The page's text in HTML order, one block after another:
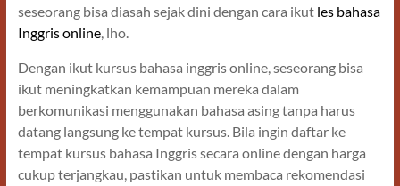
seseorang bisa diasah sejak dini dengan cara ikut les bahasa
Inggris online, lho.
Dengan ikut kursus bahasa inggris online, seseorang bisa
ikut meningkatkan kemampuan mereka dalam
berkomunikasi menggunakan bahasa asing tanpa harus
datang langsung ke tempat kursus. Bila ingin daftar ke
tempat kursus bahasa Inggris secara online dengan harga
cukup terjangkau, pastikan untuk membaca rekomendasi